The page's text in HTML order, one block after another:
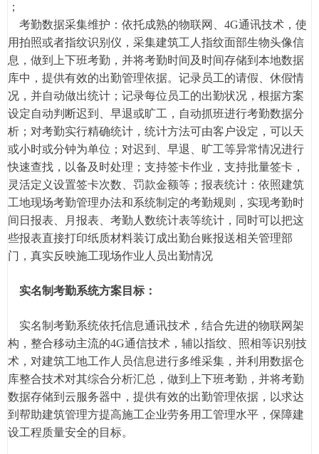
；
考勤数据采集维护：依托成熟的物联网、4G通讯技术，使
用拍照或者指纹识别仪，采集建筑工人指纹面部生物头像信
息，做到上下班考勤，并将考勤时间及时间存储到本地数据
库中，提供有效的出勤管理依据。记录员工的请假、休假情
况，并自动做出统计；记录每位员工的出勤状况，根据方案
设定自动判断迟到、早退或旷工，自动抓班进行考勤数据分
析；对考勤实行精确统计，统计方法可由客户设定，可以天
或小时或分钟为单位；对迟到、早退、旷工等异常情况进行
快速查找，以备及时处理；支持签卡作业，支持批量签卡，
灵活定义设置签卡次数、罚款金额等；报表统计：依照建筑
工地现场考勤管理办法和系统制定的考勤规则，实现考勤时
间日报表、月报表、考勤人数统计表等统计，同时可以把这
些报表直接打印纸质材料装订成出勤台账报送相关管理部
门，真实反映施工现场作业人员出勤情况
实名制考勤系统方案目标：
实名制考勤系统依托信息通讯技术，结合先进的物联网架
构，整合移动主流的4G通信技术，辅以指纹、照相等识别技
术，对建筑工地工作人员信息进行多维采集，并利用数据仓
库整合技术对其综合分析汇总，做到上下班考勤，并将考勤
数据存储到云服务器中，提供有效的出勤管理依据，以求达
到帮助建筑管理方提高施工企业劳务用工管理水平，保障建
设工程质量安全的目标。